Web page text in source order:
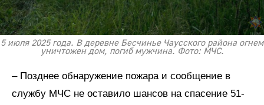
5 июля 2025 года. В деревне Бесчинье Чаусского района огнем
уничтожен дом, погиб мужчина. Фото: МЧС.
– Позднее обнаружение пожара и сообщение в
службу МЧС не оставило шансов на спасение 51-